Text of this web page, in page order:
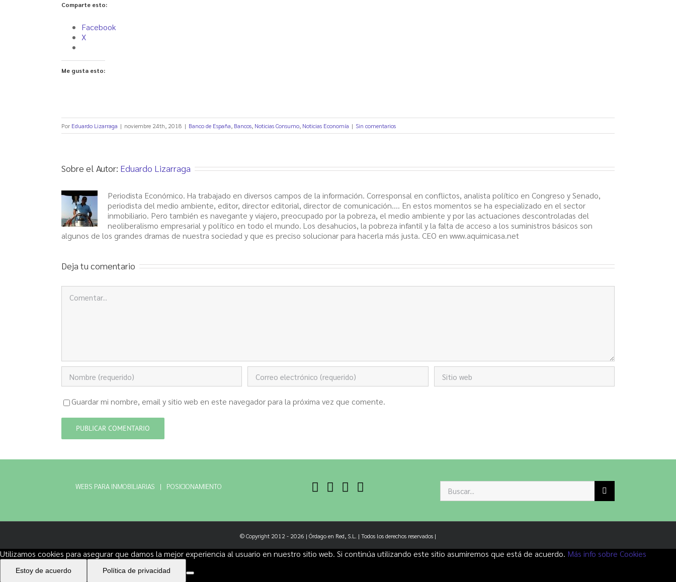
Comparte esto:
Facebook
X
Me gusta esto:
Por Eduardo Lizarraga | noviembre 24th, 2018 | Banco de España Bancos Noticias Consumo Noticias Economía | Sin comentarios
Sobre el Autor: Eduardo Lizarraga
Periodista Económico. Ha trabajado en diversos campos de la información. Corresponsal en conflictos, analista político en Congreso y Senado,
periodista del medio ambiente, editor, director editorial, director de comunicación.... En estos momentos se ha especializado en el sector
inmobiliario. Pero también es navegante y viajero, preocupado por la pobreza, el medio ambiente y por las actuaciones descontroladas del
neoliberalismo empresarial y político en todo el mundo. Los desahucios, la pobreza infantil y la falta de acceso a los suministros básicos son
algunos de los grandes dramas de nuestra sociedad y que es preciso solucionar para hacerla más justa. CEO en www.aquimicasa.net
Deja tu comentario
Guardar mi nombre, email y sitio web en este navegador para la próxima vez que comente.
WEBS PARA INMOBILIARIAS POSICIONAMIENTO Buscar:
© Copyright 2012 - 2026 | Órdago en Red, S.L. | Todos los derechos reservados |
Utilizamos cookies para asegurar que damos la mejor experiencia al usuario en nuestro sitio web. Si continúa utilizando este sitio asumiremos que está de acuerdo. Más info sobre Cookies
Estoy de acuerdo Política de privacidad